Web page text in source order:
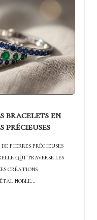
bracelets en
précieuses
pierres précieuses
qui traverse les
créations
noble…